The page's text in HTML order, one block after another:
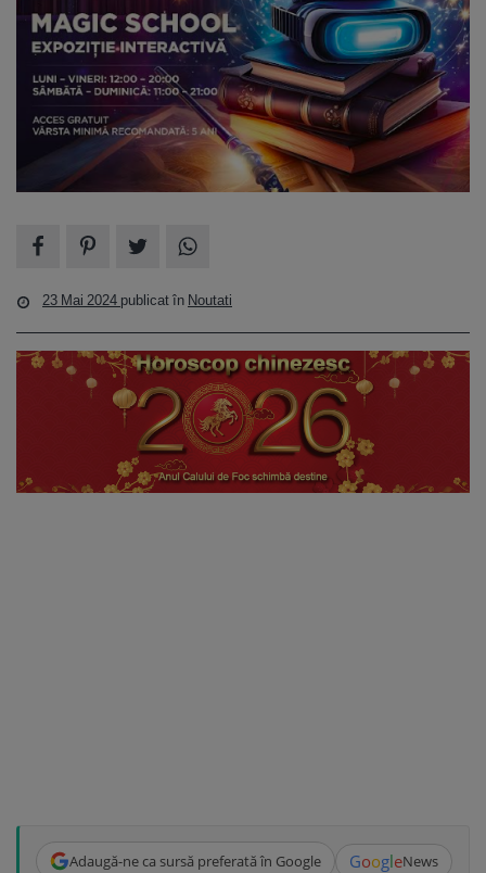
23 Mai 2024 publicat în Noutati
Adaugă-ne ca sursă preferată în Google GoogleNews